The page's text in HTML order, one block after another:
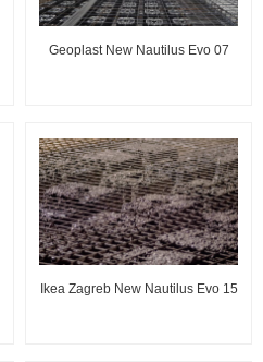
Geoplast New Nautilus Evo 07
Ikea Zagreb New Nautilus Evo 15